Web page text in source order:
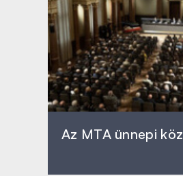
Az MTA ünnepi